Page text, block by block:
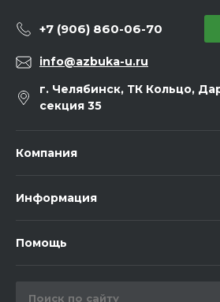
+7 (906) 860-06-70
info@azbuka-u.ru
г. Челябинск, ТК Кольцо,
секция 35
Компания
Информация
Помощь